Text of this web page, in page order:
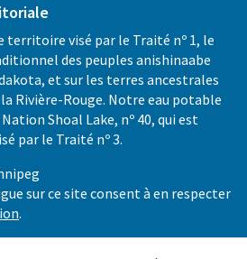
territoire visé par le Traité nº 1, le
des peuples anishinaabe
et sur les terres ancestrales
Rivière-Rouge. Notre eau potable
Shoal Lake, nº 40, qui est
par le Traité nº 3.
sur ce site consent à en respecter
.